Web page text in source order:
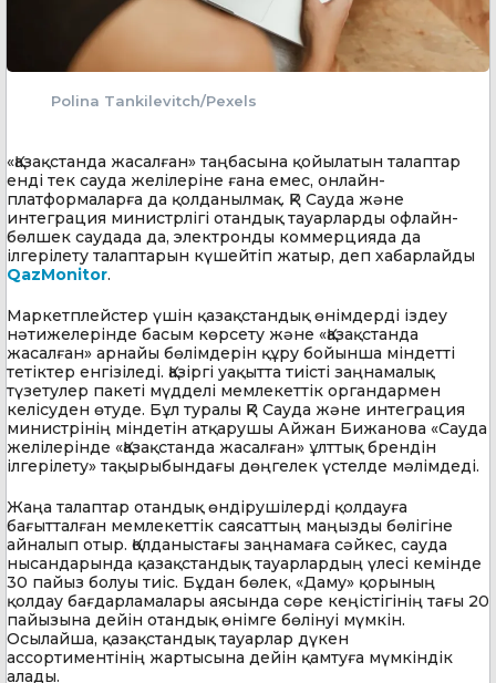
Polina Tankilevitch/Pexels
«Қазақстанда жасалған» таңбасына қойылатын талаптар
енді тек сауда желілеріне ғана емес, онлайн-
платформаларға да қолданылмақ. ҚР Сауда және
интеграция министрлігі отандық тауарларды офлайн-
бөлшек саудада да, электронды коммерцияда да
ілгерілету талаптарын күшейтіп жатыр, деп хабарлайды
QazMonitor.
Маркетплейстер үшін қазақстандық өнімдерді іздеу
нәтижелерінде басым көрсету және «Қазақстанда
жасалған» арнайы бөлімдерін құру бойынша міндетті
тетіктер енгізіледі. Қазіргі уақытта тиісті заңнамалық
түзетулер пакеті мүдделі мемлекеттік органдармен
келісуден өтуде. Бұл туралы ҚР Сауда және интеграция
министрінің міндетін атқарушы Айжан Бижанова «Сауда
желілерінде «Қазақстанда жасалған» ұлттық брендін
ілгерілету» тақырыбындағы дөңгелек үстелде мәлімдеді.
Жаңа талаптар отандық өндірушілерді қолдауға
бағытталған мемлекеттік саясаттың маңызды бөлігіне
айналып отыр. Қолданыстағы заңнамаға сәйкес, сауда
нысандарында қазақстандық тауарлардың үлесі кемінде
30 пайыз болуы тиіс. Бұдан бөлек, «Даму» қорының
қолдау бағдарламалары аясында сөре кеңістігінің тағы 20
пайызына дейін отандық өнімге бөлінуі мүмкін.
Осылайша, қазақстандық тауарлар дүкен
ассортиментінің жартысына дейін қамтуға мүмкіндік
алады.